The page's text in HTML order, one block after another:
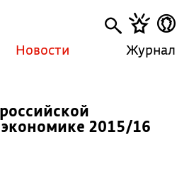
Новости Журнал
2015/16